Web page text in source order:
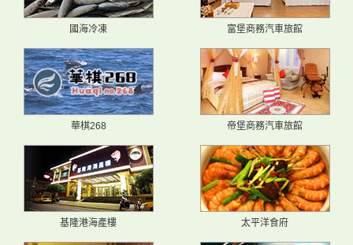
國海冷凍 富堡商務汽車旅館
華棋268 帝堡商務汽車旅館
基隆港海產樓 太平洋食府